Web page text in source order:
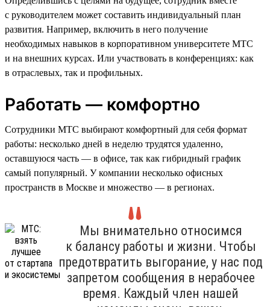
с руководителем может составить индивидуальный план
развития. Например, включить в него получение
необходимых навыков в корпоративном университете МТС
и на внешних курсах. Или участвовать в конференциях: как
в отраслевых, так и профильных.
Работать — комфортно
Сотрудники МТС выбирают комфортный для себя формат
работы: несколько дней в неделю трудятся удаленно,
оставшуюся часть — в офисе, так как гибридный график
самый популярный. У компании несколько офисных
пространств в Москве и множество — в регионах.
Мы внимательно относимся
к балансу работы и жизни. Чтобы
предотвратить выгорание, у нас под
запретом сообщения в нерабочее
время. Каждый член нашей